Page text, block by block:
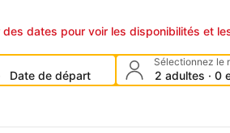
des dates pour voir les disponibilités et
Date de départ
Sélectionnez le
2 adultes · 0